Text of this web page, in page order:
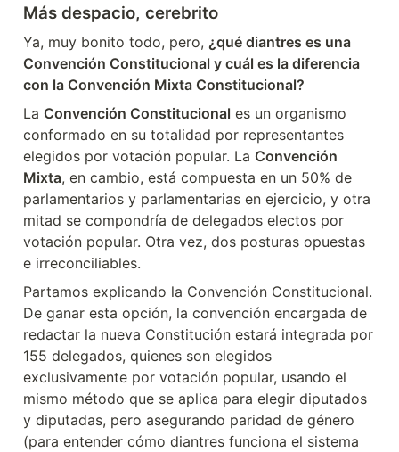
Más despacio, cerebrito
Ya, muy bonito todo, pero, ¿qué diantres es una
Convención Constitucional y cuál es la diferencia
con la Convención Mixta Constitucional?
La Convención Constitucional es un organismo
conformado en su totalidad por representantes
elegidos por votación popular. La Convención
Mixta, en cambio, está compuesta en un 50% de
parlamentarios y parlamentarias en ejercicio, y otra
mitad se compondría de delegados electos por
votación popular. Otra vez, dos posturas opuestas
e irreconciliables.
Partamos explicando la Convención Constitucional.
De ganar esta opción, la convención encargada de
redactar la nueva Constitución estará integrada por
155 delegados, quienes son elegidos
exclusivamente por votación popular, usando el
mismo método que se aplica para elegir diputados
y diputadas, pero asegurando paridad de género
(para entender cómo diantres funciona el sistema